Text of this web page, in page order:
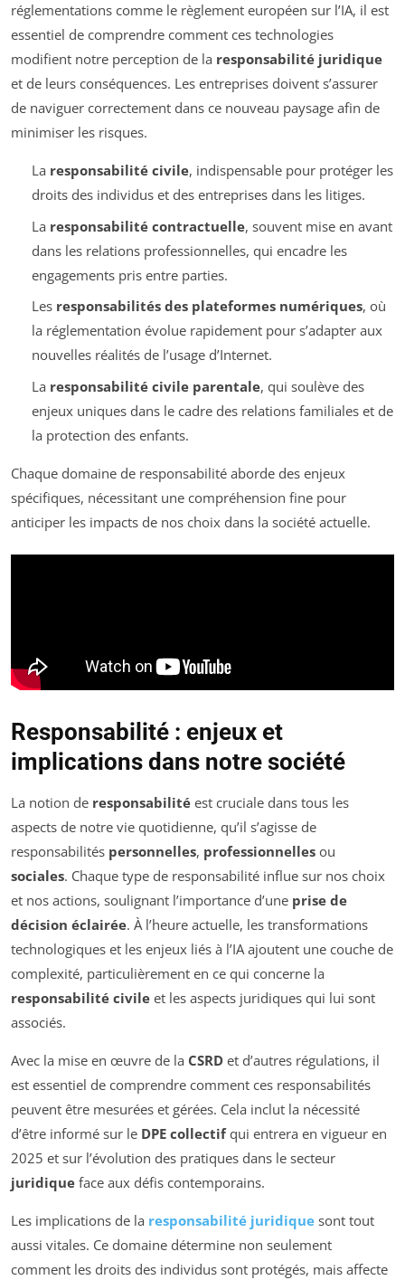
réglementations comme le règlement européen sur l’IA, il est
essentiel de comprendre comment ces technologies
modifient notre perception de la responsabilité juridique
et de leurs conséquences. Les entreprises doivent s’assurer
de naviguer correctement dans ce nouveau paysage afin de
minimiser les risques.
La responsabilité civile, indispensable pour protéger les
droits des individus et des entreprises dans les litiges.
La responsabilité contractuelle, souvent mise en avant
dans les relations professionnelles, qui encadre les
engagements pris entre parties.
Les responsabilités des plateformes numériques, où
la réglementation évolue rapidement pour s’adapter aux
nouvelles réalités de l’usage d’Internet.
La responsabilité civile parentale, qui soulève des
enjeux uniques dans le cadre des relations familiales et de
la protection des enfants.
Chaque domaine de responsabilité aborde des enjeux
spécifiques, nécessitant une compréhension fine pour
anticiper les impacts de nos choix dans la société actuelle.
Responsabilité : enjeux et
implications dans notre société
La notion de responsabilité est cruciale dans tous les
aspects de notre vie quotidienne, qu’il s’agisse de
responsabilités personnelles, professionnelles ou
sociales. Chaque type de responsabilité influe sur nos choix
et nos actions, soulignant l’importance d’une prise de
décision éclairée. À l’heure actuelle, les transformations
technologiques et les enjeux liés à l’IA ajoutent une couche de
complexité, particulièrement en ce qui concerne la
responsabilité civile et les aspects juridiques qui lui sont
associés.
Avec la mise en œuvre de la CSRD et d’autres régulations, il
est essentiel de comprendre comment ces responsabilités
peuvent être mesurées et gérées. Cela inclut la nécessité
d’être informé sur le DPE collectifqui entrera en vigueur en
2025 et sur l’évolution des pratiques dans le secteur
juridique face aux défis contemporains.
Les implications de la responsabilité juridique sont tout
aussi vitales. Ce domaine détermine non seulement
comment les droits des individus sont protégés, mais affecte